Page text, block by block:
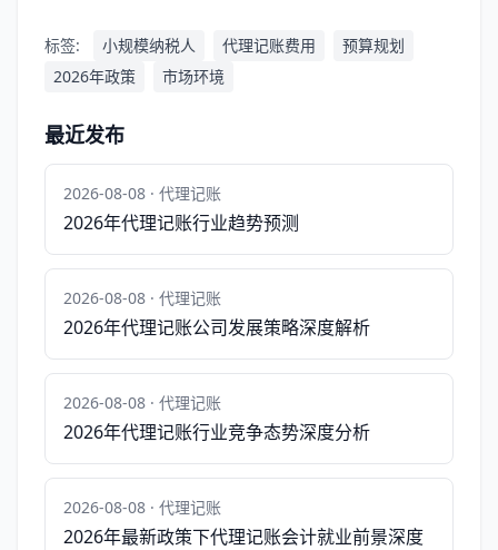
标签: 小规模纳税人 代理记账费用
预算规划
2026年政策
市场环境
最近发布
2026-08-08 · 代理记账
2026年代理记账行业趋势预测
2026-08-08 · 代理记账
2026年代理记账公司发展策略深度解析
2026-08-08 · 代理记账
2026年代理记账行业竞争态势深度分析
2026-08-08 · 代理记账
2026年最新政策下代理记账会计就业前景深度